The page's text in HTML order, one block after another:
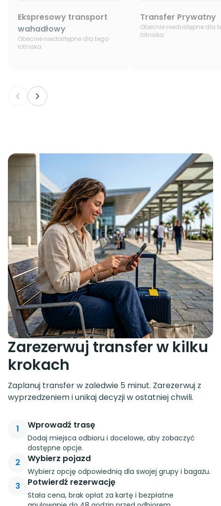
Ekspresowy transport
wahadłowy
Obecnie niedostępne dla tego
lotniska
Transfer Prywatny
Obecnie niedostępne dla
lotniska
Zarezerwuj transfer w kilku
krokach
Zaplanuj transfer w zaledwie 5 minut. Zarezerwuj z
wyprzedzeniem i unikaj decyzji w ostatniej chwili.
1 Wprowadź trasę
Dodaj miejsca odbioru i docelowe, aby zobaczyć
dostępne opcje.
2 Wybierz pojazd
Wybierz opcję odpowiednią dla swojej grupy i bagażu.
3 Potwierdź rezerwację
Stała cena, brak opłat za kartę i bezpłatne